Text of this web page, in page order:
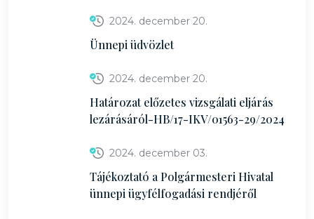
2024. december 20.
Ünnepi üdvözlet
2024. december 20.
Határozat előzetes vizsgálati eljárás
lezárásáról-HB/17-IKV/01563-29/2024
2024. december 03.
Tájékoztató a Polgármesteri Hivatal
ünnepi ügyfélfogadási rendjéről